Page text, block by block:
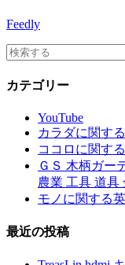
Feedly
カテゴリー
YouTube
カラダに関す
ココロに関す
ＧＳ 木柄ガー
農業 工具 道具
モノに関する
最近の投稿